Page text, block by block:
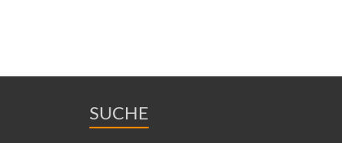
SUCHE